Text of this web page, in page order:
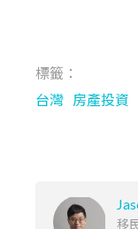
標籤：
台灣 房產投資
移